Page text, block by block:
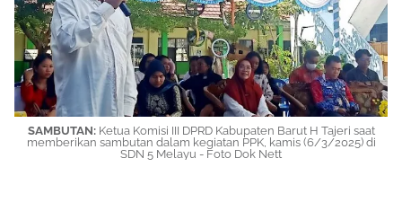
SAMBUTAN:Ketua Komisi III DPRD Kabupaten Barut H Tajeri saat
memberikan sambutan dalam kegiatan PPK, kamis (6/3/2025) di
SDN 5 Melayu - Foto Dok Nett